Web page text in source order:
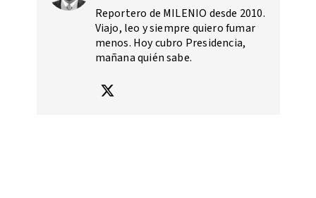
Reportero de MILENIO desde 2010.
Viajo, leo y siempre quiero fumar
menos. Hoy cubro Presidencia,
mañana quién sabe.